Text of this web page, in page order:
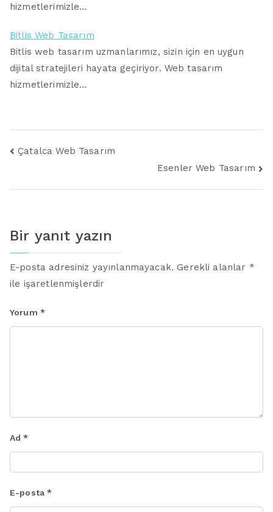
hizmetlerimizle…
Bitlis Web Tasarım
Bitlis web tasarım uzmanlarımız, sizin için en uygun
dijital stratejileri hayata geçiriyor. Web tasarım
hizmetlerimizle…
Yazı
Çatalca Web Tasarım
Esenler Web Tasarım
Bir yanıt yazın
E-posta adresiniz yayınlanmayacak. Gerekli alanlar *
ile işaretlenmişlerdir
Yorum *
Ad*
E-posta*